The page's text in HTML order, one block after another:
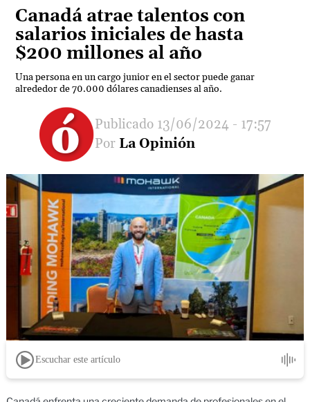
Canadá atrae talentos con
salarios iniciales de hasta
$200 millones al año
Una persona en un cargo junior en el sector puede ganar
alrededor de 70.000 dólares canadienses al año.
13/06/2024 - 17:57
La Opinión
Escuchar este artículo